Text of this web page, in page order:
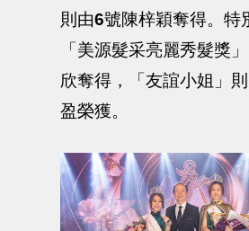
則由6號陳梓穎奪得。特
「美源髮采亮麗秀髮獎
欣奪得，「友誼小姐」
盈榮獲。